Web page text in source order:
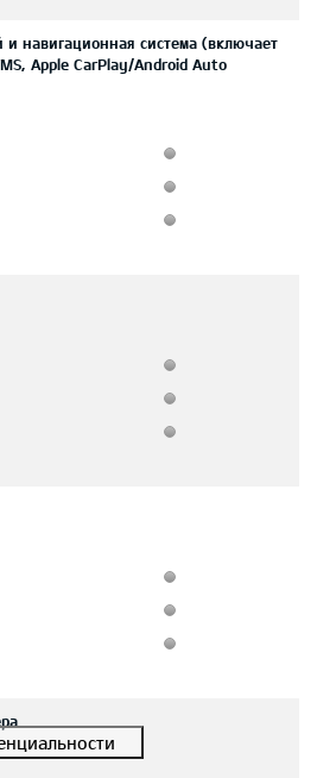
навигационная система (включает
Apple CarPlay/Android Auto